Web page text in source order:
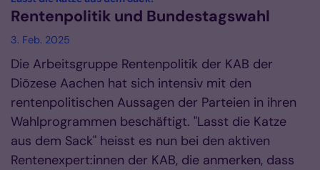
Rentenpolitik und Bundestagswahl
3. Feb. 2025
Die Arbeitsgruppe Rentenpolitik der KAB der
Diözese Aachen hat sich intensiv mit den
rentenpolitischen Aussagen der Parteien in ihren
Wahlprogrammen beschäftigt. "Lasst die Katze
aus dem Sack" heisst es nun bei den aktiven
Rentenexpert:innen der KAB, die anmerken, dass